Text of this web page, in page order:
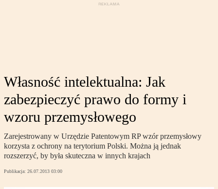
Własność intelektualna: Jak
zabezpieczyć prawo do formy i
wzoru przemysłowego
Zarejestrowany w Urzędzie Patentowym RP wzór przemysłowy
korzysta z ochrony na terytorium Polski. Można ją jednak
rozszerzyć, by była skuteczna w innych krajach
Publikacja: 26.07.2013 03:00